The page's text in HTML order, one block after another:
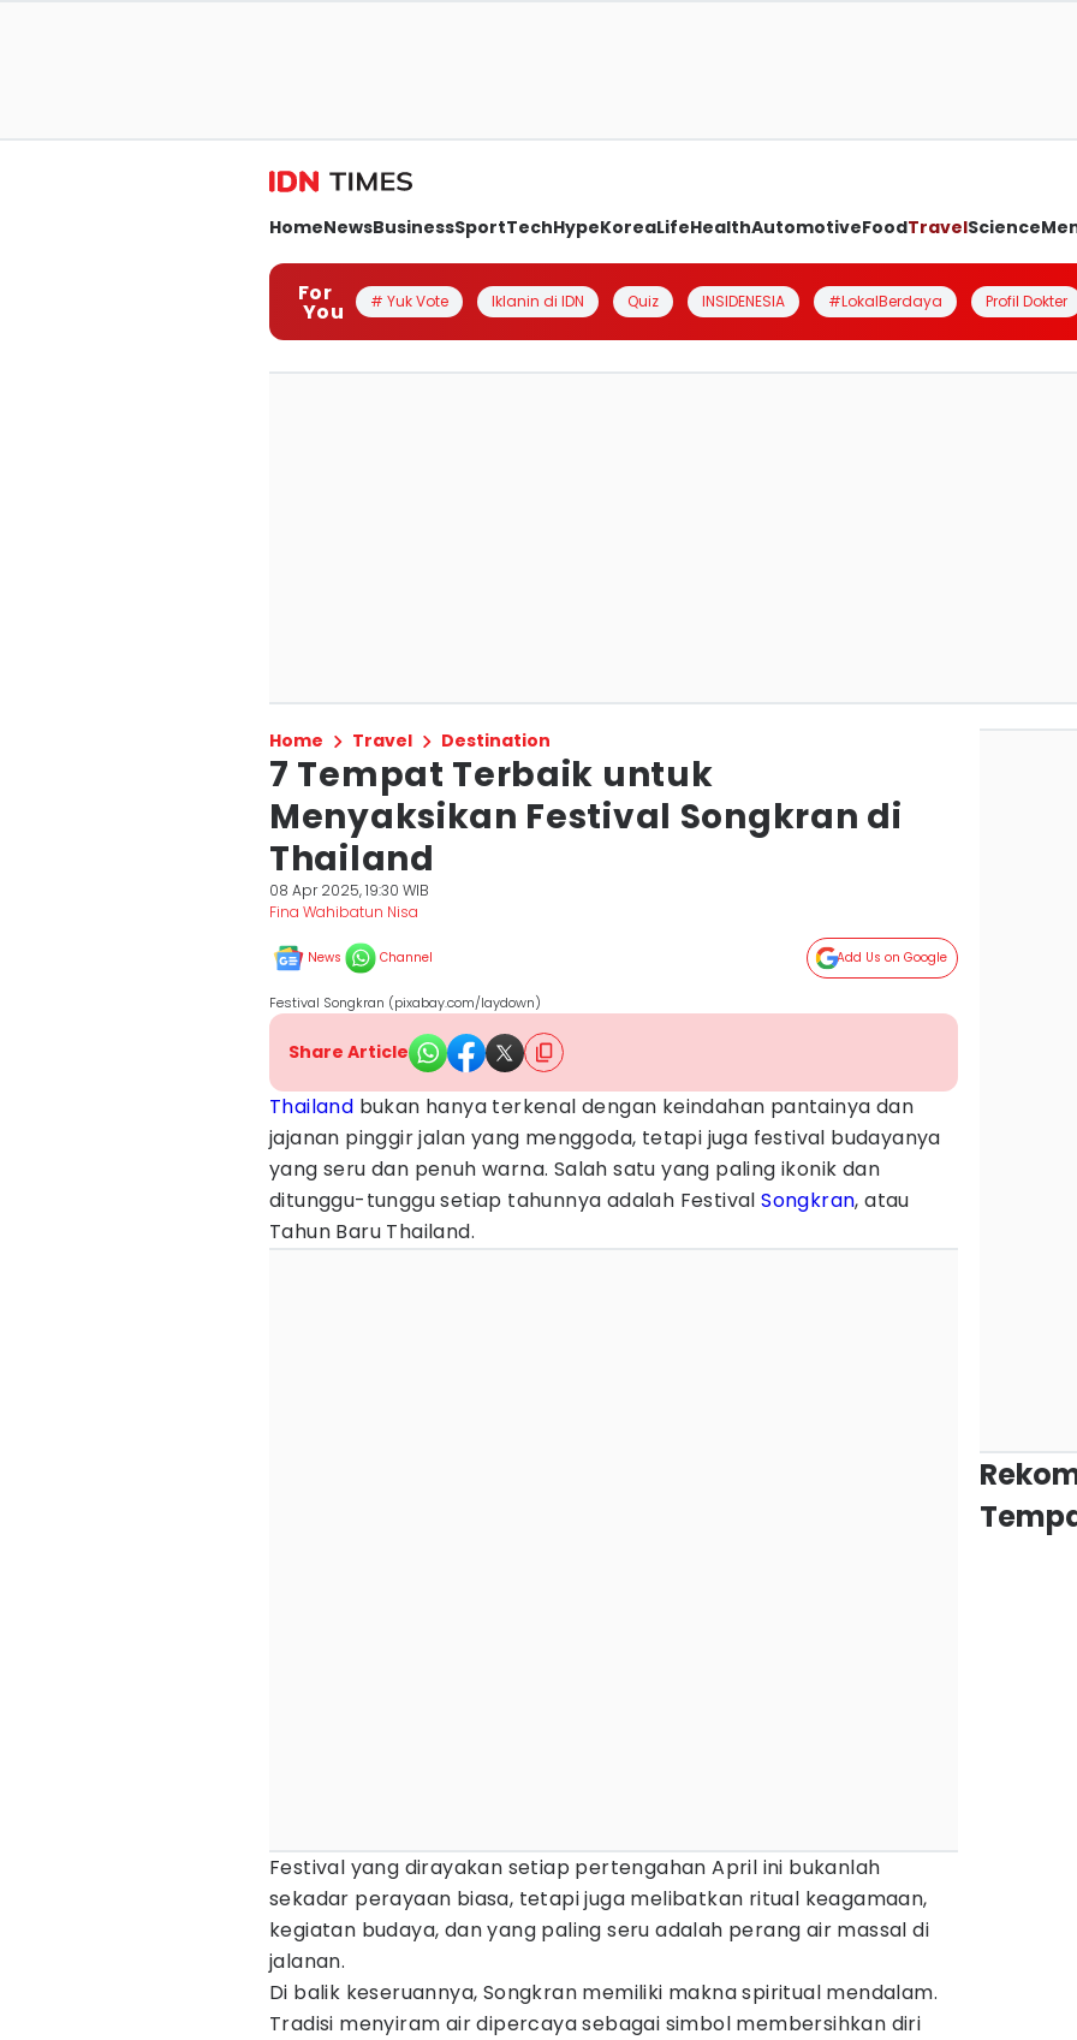
HomeNewsBusinessSportTechHypeKoreaLifeHealthAutomotiveFoodTravelScience
For
You # Yuk Vote Iklanin di IDN Quiz INSIDENESIA #LokalBerdaya Profil Dokter
Home Travel Destination
7 Tempat Terbaik untuk
Menyaksikan Festival Songkran di
Thailand
08 Apr 2025, 19:30 WIB
Fina Wahibatun Nisa
News Channel Add Us on Google
Festival Songkran (pixabay.com/laydown)
Share Article
Thailand bukan hanya terkenal dengan keindahan pantainya dan
jajanan pinggir jalan yang menggoda, tetapi juga festival budayanya
yang seru dan penuh warna. Salah satu yang paling ikonik dan
ditunggu-tunggu setiap tahunnya adalah FestivalSongkran, atau
Tahun Baru Thailand.
Festival yang dirayakan setiap pertengahan April ini bukanlah
sekadar perayaan biasa, tetapi juga melibatkan ritual keagamaan,
kegiatan budaya, dan yang paling seru adalah perang air massal di
jalanan.
Di balik keseruannya, Songkran memiliki makna spiritual mendalam.
Tradisi menyiram air dipercaya sebagai simbol membersihkan diri